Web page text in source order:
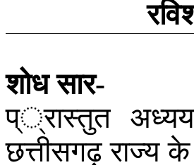
शोध सार-
प््रास्तुत
छत्तीसगढ़ राज्य के